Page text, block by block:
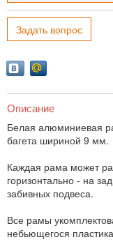
Задать вопрос
Описание
Белая алюминиевая
багета шириной 9 мм.
Каждая рама может
горизонтально - на
забивных подвеса.
Все рамы
небьющегося